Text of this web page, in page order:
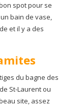
spot pour se
bain de vase,
et il y a des
du bagne des
St-Laurent ou
site, assez